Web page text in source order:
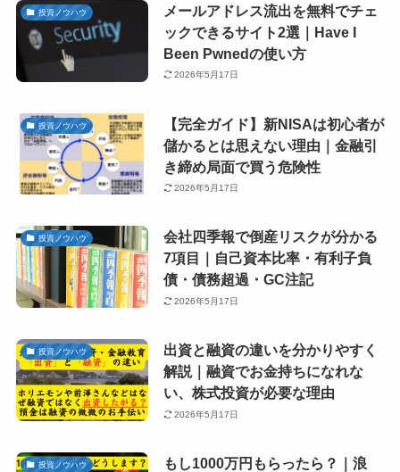
投資ノウハウ
メールアドレス流出を無料でチェ
ックできるサイト2選｜Have I
Been Pwnedの使い方
2026年5月17日
投資ノウハウ
【完全ガイド】新NISAは初心者が
儲かるとは思えない理由｜金融引
き締め局面で買う危険性
2026年5月17日
投資ノウハウ
会社四季報で倒産リスクが分かる
7項目｜自己資本比率・有利子負
債・債務超過・GC注記
2026年5月17日
投資ノウハウ
出資と融資の違いを分かりやすく
解説｜融資でお金持ちになれな
い、株式投資が必要な理由
2026年5月17日
投資ノウハウ
もし1000万円もらったら？｜浪